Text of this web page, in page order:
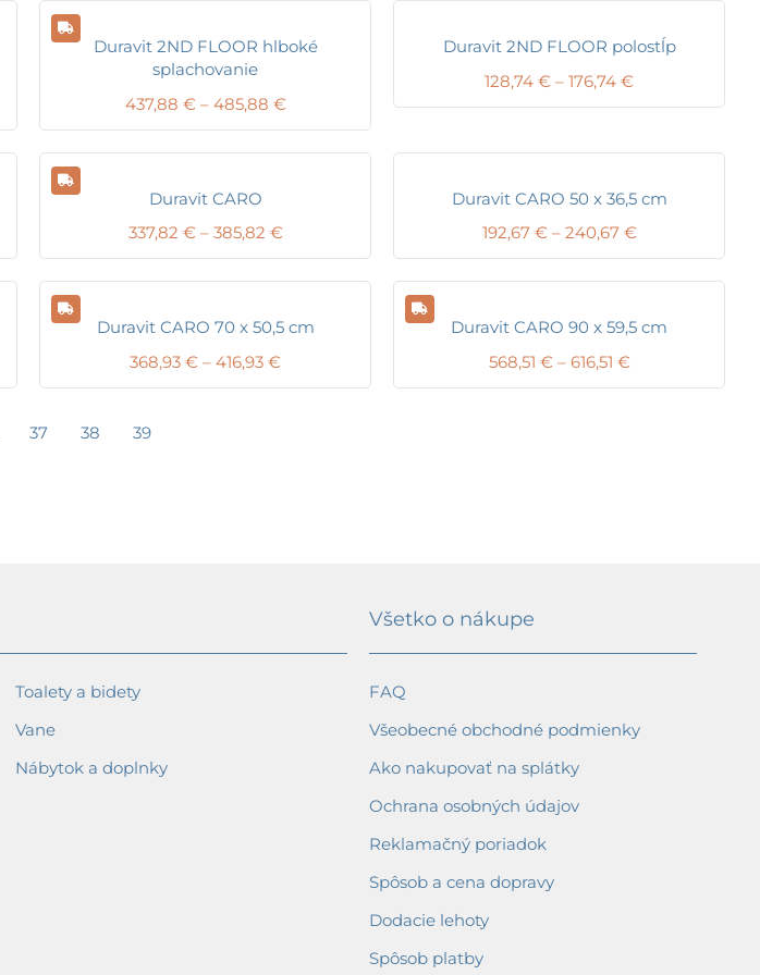
Duravit 2ND FLOOR hlboké
splachovanie
437,88 € – 485,88 €Price
range:
437,88 €
Duravit 2ND FLOOR polostĺp
128,74 € – 176,74 €
range:
through
Duravit CARO
337,82 € – 385,82 €Price
range:
337,82 €
385,82 €
Duravit CARO 50 x 36,5 cm
192,67 € – 240,67 €Price
range:
192,67 €
240,67 €
Duravit CARO 70 x 50,5 cm
368,93 € – 416,93 €
range:
Duravit CARO 90 x 59,5 cm
568,51 € – 616,51 €Price
range:
37 38 39
Toalety a bidety
Vane
Nábytok a doplnky
Všetko o nákupe
FAQ
Všeobecné obchodné podmienky
Ako nakupovať na splátky
Ochrana osobných údajov
Reklamačný poriadok
Spôsob a cena dopravy
Dodacie lehoty
Spôsob platby